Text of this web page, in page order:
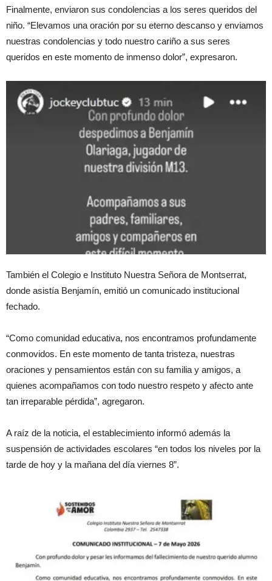
Finalmente, enviaron sus condolencias a los seres queridos del
niño. “Elevamos una oración por su eterno descanso y enviamos
nuestras condolencias y todo nuestro cariño a sus seres
queridos en este momento de inmenso dolor”, expresaron.
También el Colegio e Instituto Nuestra Señora de Montserrat,
donde asistía Benjamín, emitió un comunicado institucional
fechado.
“Como comunidad educativa, nos encontramos profundamente
conmovidos. En este momento de tanta tristeza, nuestras
oraciones y pensamientos están con su familia y amigos, a
quienes acompañamos con todo nuestro respeto y afecto ante
tan irreparable pérdida”, agregaron.
A raíz de la noticia, el establecimiento informó además la
suspensión de actividades escolares “en todos los niveles por la
tarde de hoy y la mañana del día viernes 8”.